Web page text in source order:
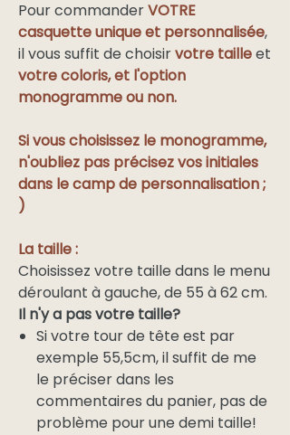
Pour commanderVOTRE
casquette unique et personnalisée,
il vous suffit de choisirvotre tailleet
votre coloris, et l'option
monogramme ou non.
Si vous choisissez le monogramme,
n'oubliez pas précisez vos initiales
dans le camp de personnalisation ;
)
La taille :
Choisissez votre taille dans le menu
déroulant à gauche, de 55 à 62 cm.
Il n'y a pas votre taille?
Si votre tour de tête est par
exemple 55,5cm, il suffit de me
le préciser dans les
commentaires du panier, pas de
problème pour une demi taille!